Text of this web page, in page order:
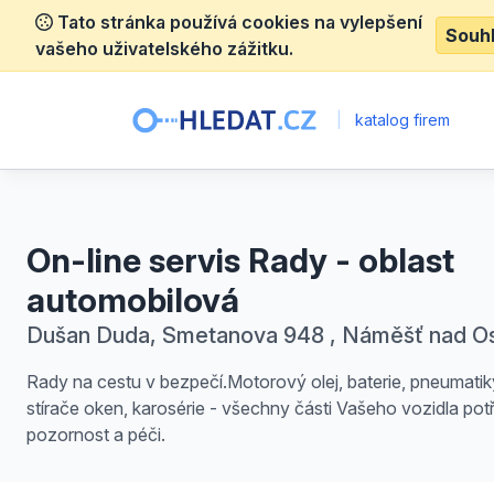
Tato stránka používá cookies na vylepšení
vašeho uživatelského zážitku.
katalog firem
On-line servis Rady - oblast
automobilová
Dušan Duda, Smetanova 948 , Náměšť nad
Rady na cestu v bezpečí.Motorový olej, baterie,
stírače oken, karosérie - všechny části Vašeho vozidla
pozornost a péči.